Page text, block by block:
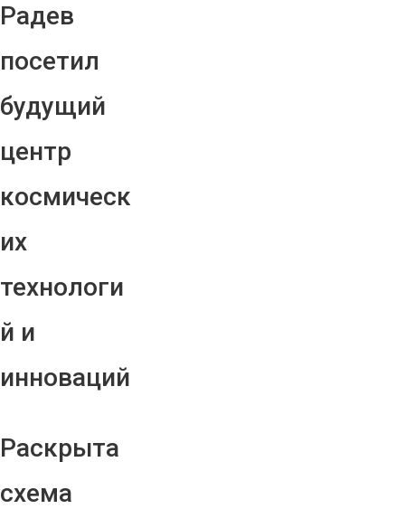
Радев
посетил
будущий
центр
космическ
их
технологи
й и
инноваций
Раскрыта
схема